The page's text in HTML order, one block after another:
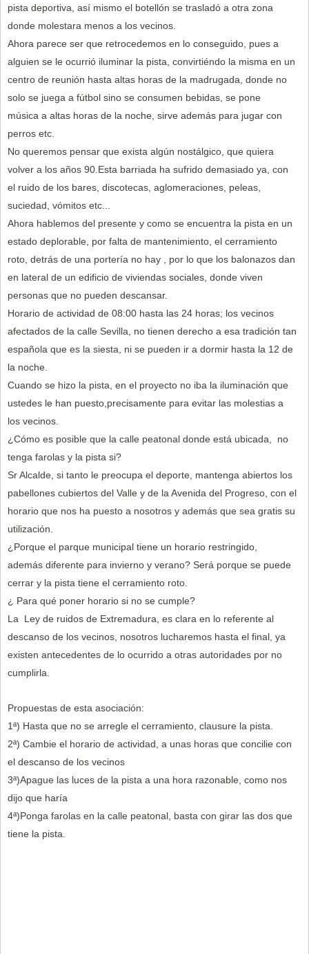
pista deportiva, así mismo el botellón se trasladó a otra zona
donde molestara menos a los vecinos.
Ahora parece ser que retrocedemos en lo conseguido, pues a
alguien se le ocurrió iluminar la pista, convirtiéndo la misma en un
centro de reunión hasta altas horas de la madrugada, donde no
solo se juega a fútbol sino se consumen bebidas, se pone
música a altas horas de la noche, sirve además para jugar con
perros etc.
No queremos pensar que exista algún nostálgico, que quiera
volver a los años 90.Esta barriada ha sufrido demasiado ya, con
el ruido de los bares, discotecas, aglomeraciones, peleas,
suciedad, vómitos etc...
Ahora hablemos del presente y como se encuentra la pista en un
estado deplorable, por falta de mantenimiento, el cerramiento
roto, detrás de una portería no hay , por lo que los balonazos dan
en lateral de un edificio de viviendas sociales, donde viven
personas que no pueden descansar.
Horario de actividad de 08:00 hasta las 24 horas; los vecinos
afectados de la calle Sevilla, no tienen derecho a esa tradición tan
española que es la siesta, ni se pueden ir a dormir hasta la 12 de
la noche.
Cuando se hizo la pista, en el proyecto no iba la iluminación que
ustedes le han puesto,precisamente para evitar las molestias a
los vecinos.
¿Cómo es posible que la calle peatonal donde está ubicada, no
tenga farolas y la pista si?
Sr Alcalde, si tanto le preocupa el deporte, mantenga abiertos los
pabellones cubiertos del Valle y de la Avenida del Progreso, con el
horario que nos ha puesto a nosotros y además que sea gratis su
utilización.
¿Porque el parque municipal tiene un horario restringido,
además diferente para invierno y verano? Será porque se puede
cerrar y la pista tiene el cerramiento roto.
¿ Para qué poner horario si no se cumple?
La Ley de ruidos de Extremadura, es clara en lo referente al
descanso de los vecinos, nosotros lucharemos hasta el final, ya
existen antecedentes de lo ocurrido a otras autoridades por no
cumplirla.
Propuestas de esta asociación:
1ª) Hasta que no se arregle el cerramiento, clausure la pista.
2ª) Cambie el horario de actividad, a unas horas que concilie con
el descanso de los vecinos
3ª)Apague las luces de la pista a una hora razonable, como nos
dijo que haría
4ª)Ponga farolas en la calle peatonal, basta con girar las dos que
tiene la pista.